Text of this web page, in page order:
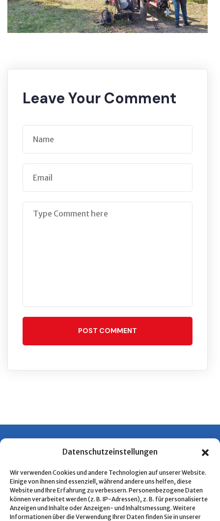
Datenschutzeinstellungen
Wir verwenden Cookies und andere Technologien auf unserer Website.
Einige von ihnen sind essenziell, während andere uns helfen, diese
Website und Ihre Erfahrung zu verbessern. Personenbezogene Daten
können verarbeitet werden (z. B. IP-Adressen), z. B. für personalisierte
Anzeigen und Inhalte oder Anzeigen- und Inhaltsmessung. Weitere
Informationen über die Verwendung Ihrer Daten finden Sie in unserer
Leave Your Comment
POST COMMENT
Kurzlinks